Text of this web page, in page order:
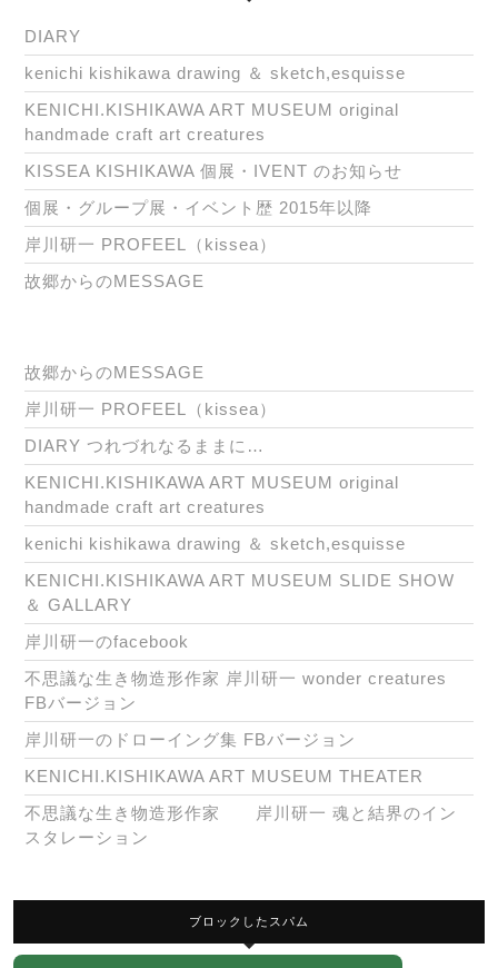
DIARY
kenichi kishikawa drawing ＆ sketch,esquisse
KENICHI.KISHIKAWA ART MUSEUM original
handmade craft art creatures
KISSEA KISHIKAWA 個展・IVENT のお知らせ
個展・グループ展・イベント歴 2015年以降
岸川研一 PROFEEL（kissea）
故郷からのMESSAGE
故郷からのMESSAGE
岸川研一 PROFEEL（kissea）
DIARY つれづれなるままに…
KENICHI.KISHIKAWA ART MUSEUM original
handmade craft art creatures
kenichi kishikawa drawing ＆ sketch,esquisse
KENICHI.KISHIKAWA ART MUSEUM SLIDE SHOW
＆ GALLARY
岸川研一のfacebook
不思議な生き物造形作家 岸川研一 wonder creatures
FBバージョン
岸川研一のドローイング集 FBバージョン
KENICHI.KISHIKAWA ART MUSEUM THEATER
不思議な生き物造形作家 岸川研一 魂と結界のイン
スタレーション
ブロックしたスパム